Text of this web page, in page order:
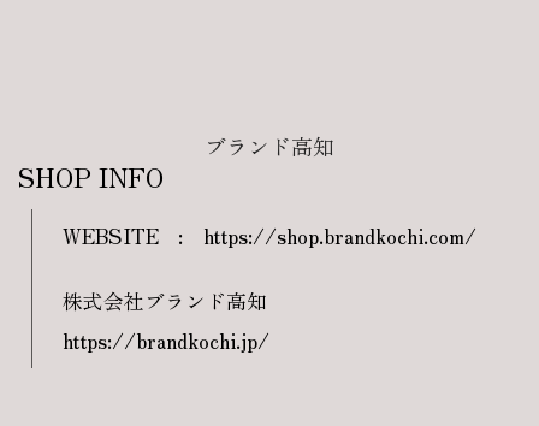
ブランド高知
SHOP INFO
WEBSITE : https://shop.brandkochi.com/
株式会社ブランド高知
https://brandkochi.jp/